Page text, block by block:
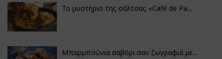
Το μυστήριο της σάλτσας «Café de Pa...
Μπαρμπούνια σαβόρι σαν ζωγραφιά με...